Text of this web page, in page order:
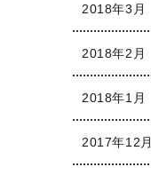
2018年3月
2018年2月
2018年1月
2017年12月